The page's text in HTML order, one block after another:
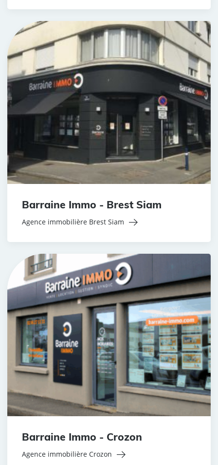
Barraine Immo - Brest Siam
Agence immobilière Brest Siam
Barraine Immo - Crozon
Agence immobilière Crozon